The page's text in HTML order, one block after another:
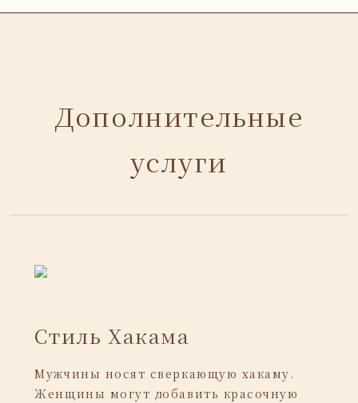
Дополнительные
услуги
Стиль Хакама
Мужчины носят сверкающую хакаму.
Женщины могут добавить красочную